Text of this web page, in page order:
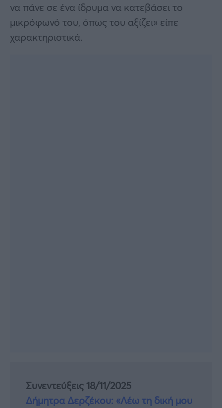
να πάνε σε ένα ίδρυμα να κατεβάσει το
μικρόφωνό του, όπως του αξίζει» είπε
χαρακτηριστικά.
Συνεντεύξεις 18/11/2025
Δήμητρα Δερζέκου: «Λέω τη δική μου